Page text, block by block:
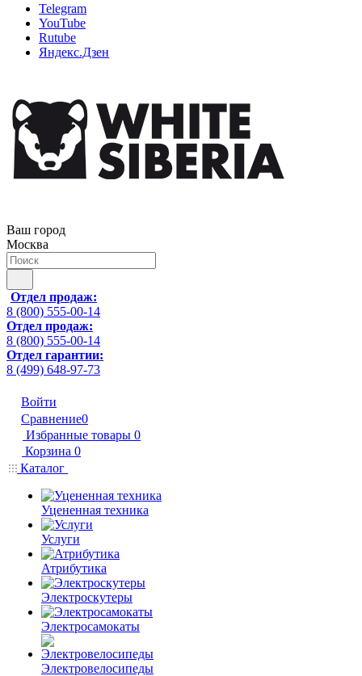
Telegram
YouTube
Rutube
Яндекс.Дзен
Ваш город
Москва
Отдел продаж:
8 (800) 555-00-14
Отдел продаж:
8 (800) 555-00-14
Отдел гарантии:
8 (499) 648-97-73
Войти
Сравнение0
Избранные товары 0
Корзина 0
Каталог
Уцененная техника
Услуги
Атрибутика
Электроскутеры
Электросамокаты
Электровелосипеды